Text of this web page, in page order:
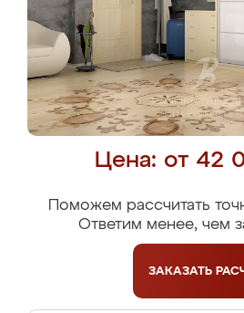
Цена: от 42
Поможем рассчитать
Ответим менее, чем
ЗАКАЗАТЬ